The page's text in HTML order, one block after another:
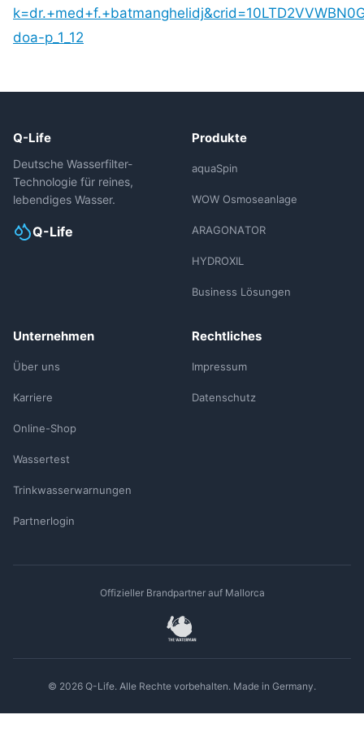
doa-p_1_12
Q-Life
Deutsche Wasserfilter-
Technologie für reines,
lebendiges Wasser.
Q-Life
Produkte
aquaSpin
WOW Osmoseanlage
ARAGONATOR
HYDROXIL
Business Lösungen
Unternehmen
Über uns
Karriere
Online-Shop
Wassertest
Trinkwasserwarnungen
Partnerlogin
Rechtliches
Impressum
Datenschutz
Offizieller Brandpartner auf Mallorca
© 2026 Q-Life. Alle Rechte vorbehalten. Made in Germany.